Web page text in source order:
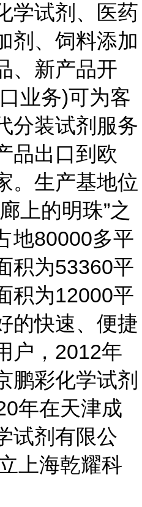
学试剂、医药
剂、饲料添加
、新产品开
业务)可为客
分装试剂服务
品出口到欧
。生产基地位
上的明珠”之
地80000多平
积为53360平
积为12000平
的快速、便捷
户，2012年
鹏彩化学试剂
年在天津成
试剂有限公
上海乾耀科